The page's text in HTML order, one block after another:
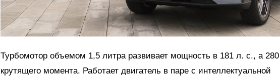
Турбомотор объемом 1,5 литра развивает мощность в 181 л. с., а
крутящего момента. Работает двигатель в паре с интеллектуальной